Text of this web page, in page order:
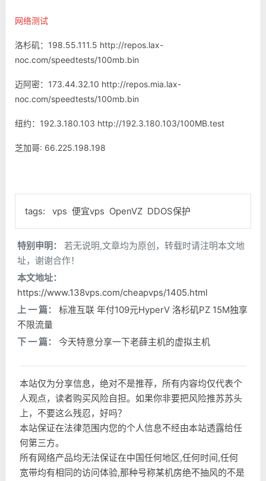
网络测试
洛杉矶：198.55.111.5 http://repos.lax-
noc.com/speedtests/100mb.bin
迈阿密：173.44.32.10 http://repos.mia.lax-
noc.com/speedtests/100mb.bin
纽约：192.3.180.103 http://192.3.180.103/100MB.test
芝加哥: 66.225.198.198
tags: vps 便宜vps OpenVZ DDOS保护
特别申明：
若无说明,文章均为原创，转载时请注明本文地
址，谢谢合作！
本文地址：
https://www.138vps.com/cheapvps/1405.html
上 一 篇：
标准互联 年付109元HyperV 洛杉矶PZ 15M独享
不限流量
下 一 篇：
今天特意分享一下老薛主机的虚拟主机
本站仅为分享信息，绝对不是推荐，所有内容均仅代表个
人观点，读者购买风险自担。如果你非要把风险推苏苏头
上，不要这么残忍，好吗？
本站保证在法律范围内您的个人信息不经由本站透露给任
何第三方。
所有网络产品均无法保证在中国任何地区,任何时间,任何
宽带均有相同的访问体验,那种号称某机房绝不抽风的不是